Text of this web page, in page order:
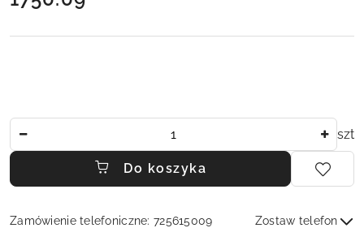
szt
Do koszyka
Zamówienie telefoniczne: 725615009 Zostaw telefon